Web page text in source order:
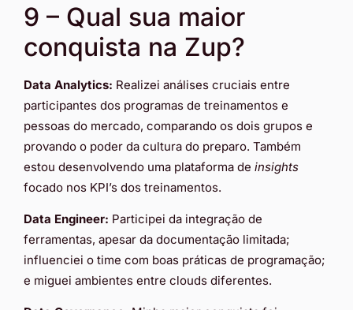
9 – Qual sua maior
conquista na Zup?
Data Analytics: Realizei análises cruciais entre
participantes dos programas de treinamentos e
pessoas do mercado, comparando os dois grupos e
provando o poder da cultura do preparo. Também
estou desenvolvendo uma plataforma de insights
focado nos KPI’s dos treinamentos.
Data Engineer: Participei da integração de
ferramentas, apesar da documentação limitada;
influenciei o time com boas práticas de programação;
e miguei ambientes entre clouds diferentes.